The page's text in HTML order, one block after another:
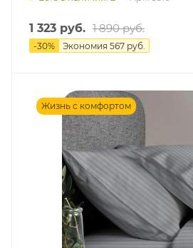
1 323 руб. 1 890руб.
-30% Экономия 567 руб.
Жизнь с комфортом